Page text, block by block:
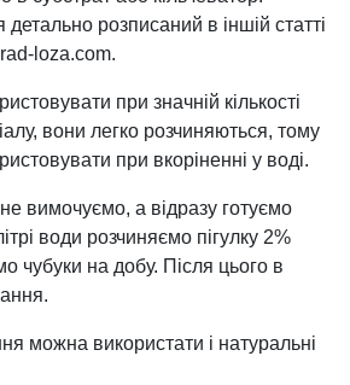
детально розписаний в іншій статті
loza.com.
при значній кількості
вони легко розчиняються, тому
при вкоріненні у воді.
вимочуємо, а відразу готуємо
води розчиняємо пігулку 2%
чубуки на добу. Після цього в
можна використати і натуральні